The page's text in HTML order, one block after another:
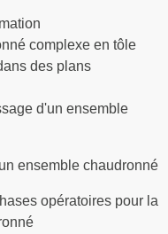
complexe en tôle
des plans
d'un ensemble
ensemble chaudronné
opératoires pour la